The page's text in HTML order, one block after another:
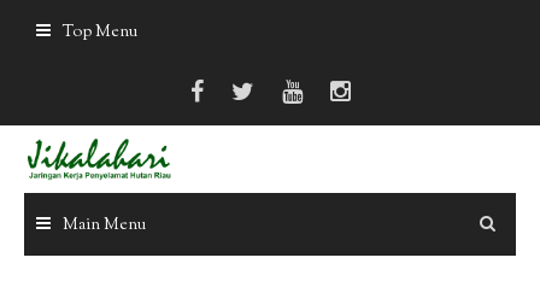
Top Menu
Main Menu